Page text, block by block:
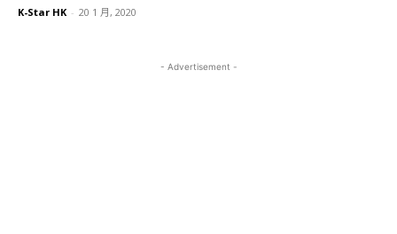
K-Star HK - 20 1 月, 2020
- Advertisement -